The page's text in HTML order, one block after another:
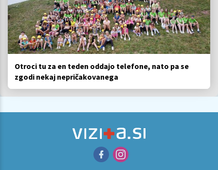
Otroci tu za en teden oddajo telefone, nato pa se
zgodi nekaj nepričakovanega